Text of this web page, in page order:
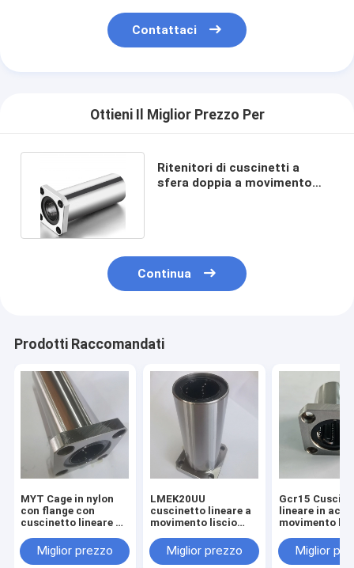
Contattaci
Ottieni Il Miglior Prezzo Per
Ritenitori di cuscinetti a
sfera doppia a movimento
Continua
Prodotti Raccomandati
MYT Cage in nylon
con flange con
cuscinetto lineare ad
corrosione
Miglior prezzo
LMEK20UU
cuscinetto lineare a
movimento liscio
resistenza
Miglior prezzo
Gcr15
lineare in
movimento
automazione
Miglior